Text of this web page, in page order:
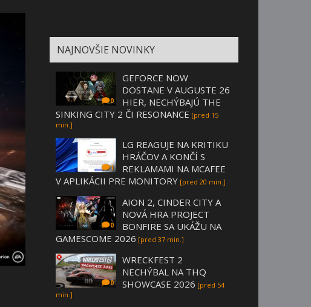
NAJNOVŠIE NOVINKY
0
GEFORCE NOW
DOSTANE V AUGUSTE 26
HIER, NECHÝBAJÚ THE
SINKING CITY 2 ČI RESONANCE [pred 15
min.]
1
LG REAGUJE NA KRITIKU
HRÁČOV A KONČÍ S
REKLAMAMI NA MCAFEE
V APLIKÁCII PRE MONITORY [pred 20 min.]
0
AION 2, CINDER CITY A
NOVÁ HRA PROJECT
BONFIRE SA UKÁŽU NA
GAMESCOME 2026 [pred 37 min.]
0
WRECKFEST 2
NECHÝBAL NA THQ
SHOWCASE 2026 [pred 54
min.]